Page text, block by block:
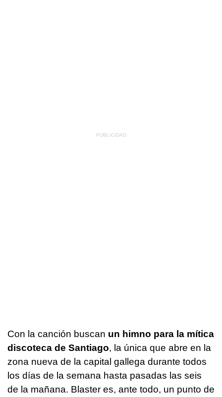
Con la canción buscan un himno para la mítica
discoteca de Santiago, la única que abre en la
zona nueva de la capital gallega durante todos
los días de la semana hasta pasadas las seis
de la mañana. Blaster es, ante todo, un punto de